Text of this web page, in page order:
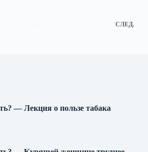
СЛЕД.
— Лекция о пользе табака